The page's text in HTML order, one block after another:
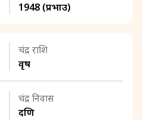
1948 (प्रभाउ)
चंद्र राशि
वृष
चंद्र निवास
दक्षिण